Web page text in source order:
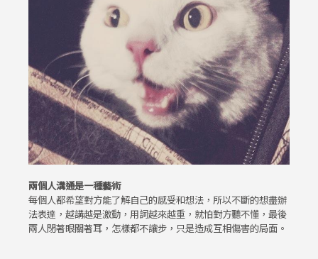
兩個人溝通是一種藝術
每個人都希望對方能了解自己的感受和想法，所以不斷的想盡辦
法表達，越講越是激動，用詞越來越重，就怕對方聽不懂，最後
兩人閉著眼關著耳，怎樣都不讓步，只是造成互相傷害的局面。